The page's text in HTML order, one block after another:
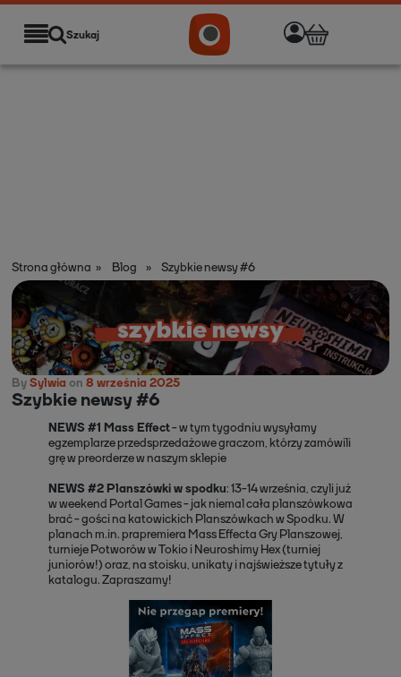
Szukaj
Strona główna » Blog » Szybkie newsy #6
BySylwia on8 września 2025
Szybkie newsy #6
NEWS #1 Mass Effect- w tym tygodniu wysyłamy
egzemplarze przedsprzedażowe graczom, którzy zamówili
grę w preorderze w naszym sklepie
NEWS #2 Planszówki w spodku: 13-14 września, czyli już
w weekend Portal Games - jak niemal cała planszówkowa
brać - gości na katowickich Planszówkach w Spodku. W
planach m.in. prapremiera Mass Effecta Gry Planszowej,
turnieje Potworów w Tokio i Neuroshimy Hex (turniej
juniorów!) oraz, na stoisku, unikaty i najświeższe tytuły z
katalogu. Zapraszamy!